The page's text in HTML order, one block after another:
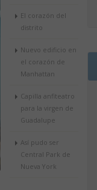
El corazón del
distrito
Nuevo edificio en
el corazón de
Manhattan
Capilla anfiteatro
para la virgen de
Guadalupe
Así pudo ser
Central Park de
Nueva York